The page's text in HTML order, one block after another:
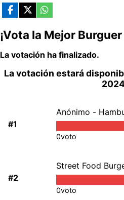
¡Vota la Mejor
La votación ha finalizado.
La votación estará
#1
Anónimo -
0voto
#2
Street Food
0voto